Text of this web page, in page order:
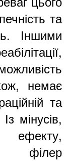
та
Іншими
немає
та
мінусів,
ефекту,
філер